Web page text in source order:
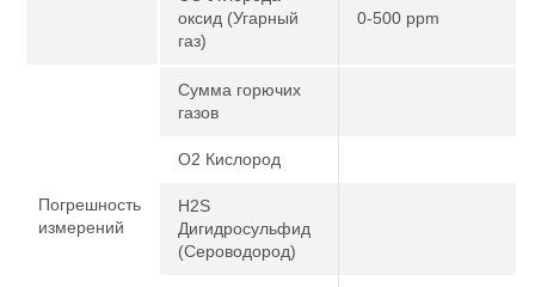
оксид (Угарный
газ)
0-500 ppm
Погрешность
измерений
Сумма горючих
газов
O2 Кислород
H2S
Дигидросульфид
(Сероводород)